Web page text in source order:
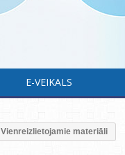
E-VEIKALS
Vienreizlietojamie materiāli